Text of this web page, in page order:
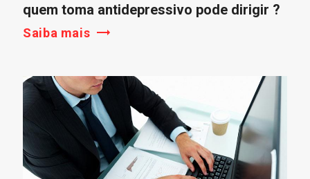
quem toma antidepressivo pode dirigir ?
Saiba mais